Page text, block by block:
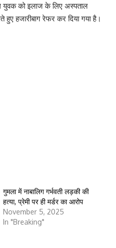
युवक को इलाज के लिए अस्पताल
हजारीबाग रेफर कर दिया गया है।
गुमला में नाबालिग गर्भवती लड़की की
हत्या, प्रेमी पर ही मर्डर का आरोप
November 5, 2025
In "Breaking"